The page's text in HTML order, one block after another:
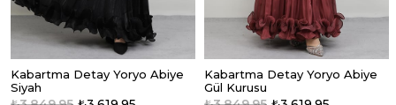
Kabartma Detay Yoryo Abiye
Siyah
Kabartma Detay Yoryo Abiye
Gül Kurusu